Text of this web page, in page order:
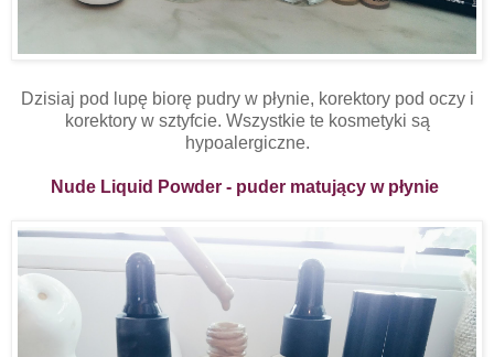
Dzisiaj pod lupę biorę pudry w płynie, korektory pod oczy i
korektory w sztyfcie. Wszystkie te kosmetyki są
hypoalergiczne.
Nude Liquid Powder - puder matujący w płynie